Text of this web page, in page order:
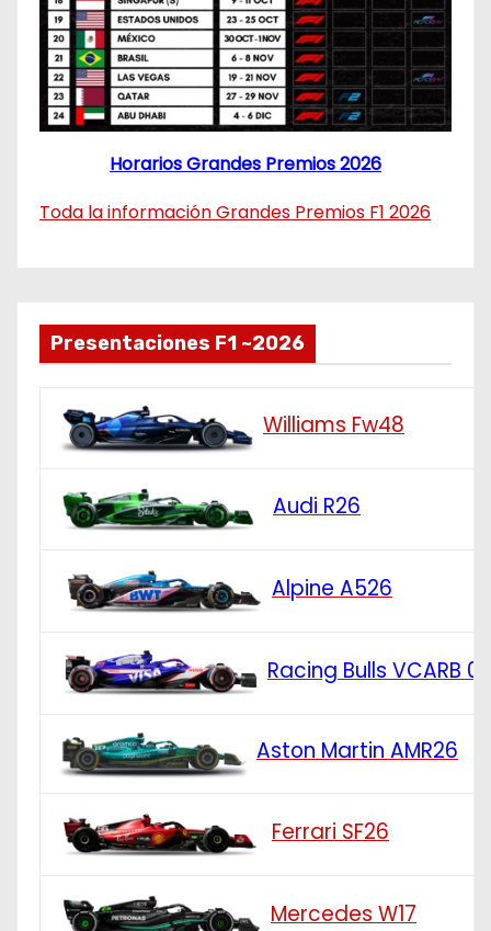
Horarios Grandes Premios 2026
Toda la información Grandes Premios F1 2026
Presentaciones F1 ~2026
Williams Fw48
Audi R26
Alpine A526
Racing Bulls VCARB 03
Aston Martin AMR26
Ferrari SF26
Mercedes W17